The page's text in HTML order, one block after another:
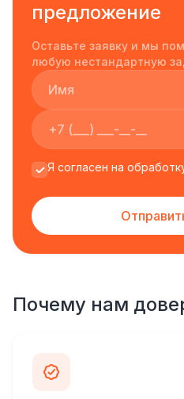
предложение
Оставьте заявку и мы
любую нестандартную
Я согласен на
Почему нам